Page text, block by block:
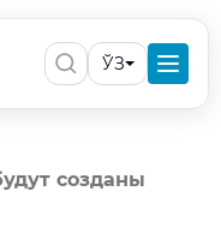
ЎЗ
созданы